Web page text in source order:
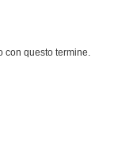
con questo termine.